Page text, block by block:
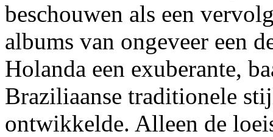
beschouwen als een
albums van ongeveer een
Holanda een exuberante,
Braziliaanse traditionele
ontwikkelde. Alleen de